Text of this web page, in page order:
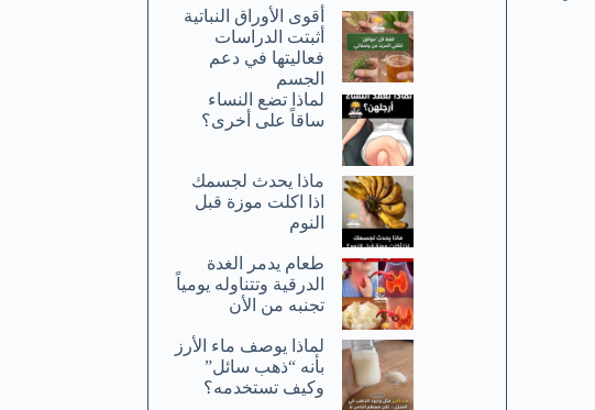
أقوى الأوراق النباتية
أثبتت الدراسات
فعاليتها في دعم
الجسم
لماذا تضع النساء
ساقاً على أخرى؟
ماذا يحدث لجسمك
اذا اكلت موزة قبل
النوم
طعام يدمر الغدة
الدرقية وتتناوله يومياً
تجنبه من الأن
لماذا يوصف ماء الأرز
بأنه “ذهب سائل”
وكيف تستخدمه؟